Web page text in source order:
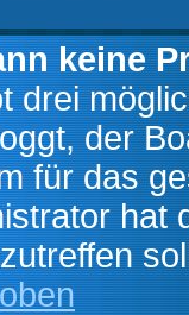
keine
drei
der
für das
hat